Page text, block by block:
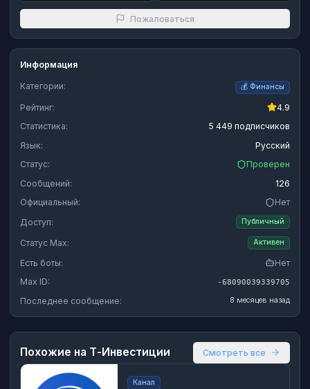
Пожаловаться
Информация
Категории: 💰 Финансы
Рейтинг:
4.9
Статистика:
5 449 подписчиков
Язык:
Русский
Статус:
Проверен
Сообщений:
126
Официальный:
Нет
Доступ:
Публичный
Статус Max: Активен
Есть боты:
Нет
Max ID:
-68090039339705
Последнее сообщение: 8 месяцев назад
Похожие на Т-Инвестиции Смотреть все
Канал